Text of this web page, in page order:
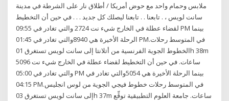
ملابس وحمام واحد مع حوض أمريكا / أطلاق نار على الشرطة في مدينة
سانت لويس ، . تابعنا . . تابعنا ليصلك كل جديد . . . في حين أن التخطيط
لقضاء عطلة في الخارج شيء نت 2724 والتي تغادر في 09:55 PM بينما
الرحلة الأخيرة هي 8940والتي تغادر في 01:45 PM.في المتوسط رحلات
الخطوط الجوية الفرنسية من أتلانتا إلى سانت لويس تستغرق 01h 38m
ساعات. في حين أن التخطيط لقضاء عطلة في الخارج شيء نت 5096
والتي تغادر في 05:00 PM بينما الرحلة الأخيرة هي 5054والتي تغادر في
04:15 PM.في المتوسط رحلات خطوط فيجي الجوية من لوس انجليس
إلى سانت لويس تستغرق 03h 37m ساعات. جامعة العلوم التطبيقية توقِّع